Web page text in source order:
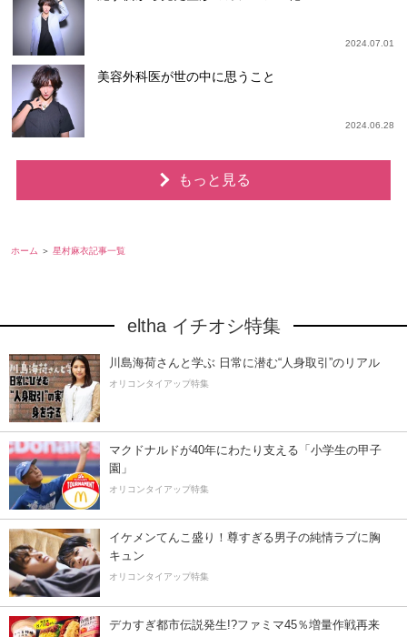
2024.07.01
美容外科医が世の中に思うこと
2024.06.28
もっと見る
ホーム 星村麻衣記事一覧
eltha イチオシ特集
川島海荷さんと学ぶ 日常に潜む“人身取引”のリアル
オリコンタイアップ特集
マクドナルドが40年にわたり支える「小学生の甲子
園」
オリコンタイアップ特集
イケメンてんこ盛り！尊すぎる男子の純情ラブに胸
キュン
オリコンタイアップ特集
デカすぎ都市伝説発生!?ファミマ45％増量作戦再来